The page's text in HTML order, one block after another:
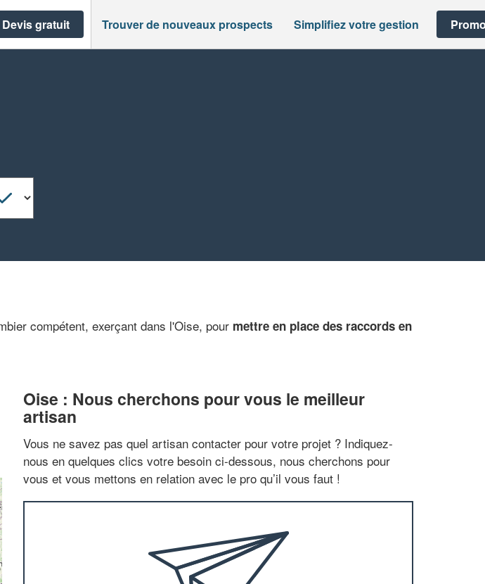
Devis gratuit Trouver de nouveaux prospects Simplifiez votre gestion
compétent, exerçant dans l'Oise, pour mettre en place des raccords en
Oise : Nous cherchons pour vous le meilleur
artisan
Vous ne savez pas quel artisan contacter pour votre projet ? Indiquez-
nous en quelques clics votre besoin ci-dessous, nous cherchons pour
vous et vous mettons en relation avec le pro qu’il vous faut !